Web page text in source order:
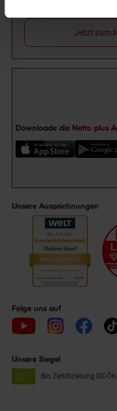
Jetzt zum
Downloade die Netto plus
Unsere Auszeichnungen
Folge uns auf
Unsere Siegel
Bio Zertifizierung DE-